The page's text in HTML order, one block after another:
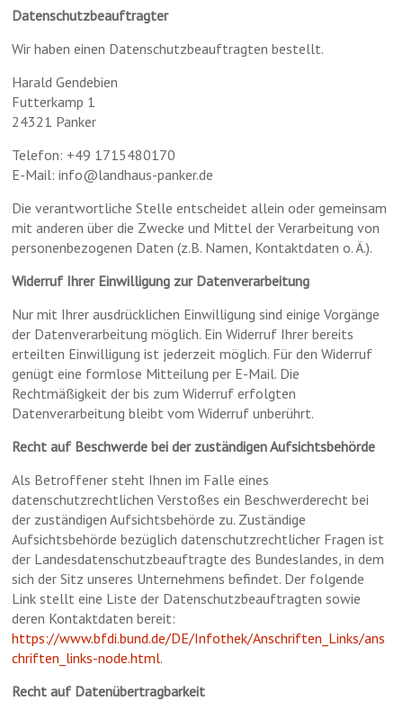
Datenschutzbeauftragter
Wir haben einen Datenschutzbeauftragten bestellt.
Harald Gendebien
Futterkamp 1
24321 Panker
Telefon: +49 1715480170
E-Mail: info@landhaus-panker.de
Die verantwortliche Stelle entscheidet allein oder gemeinsam
mit anderen über die Zwecke und Mittel der Verarbeitung von
personenbezogenen Daten (z.B. Namen, Kontaktdaten o. Ä.).
Widerruf Ihrer Einwilligung zur Datenverarbeitung
Nur mit Ihrer ausdrücklichen Einwilligung sind einige Vorgänge
der Datenverarbeitung möglich. Ein Widerruf Ihrer bereits
erteilten Einwilligung ist jederzeit möglich. Für den Widerruf
genügt eine formlose Mitteilung per E-Mail. Die
Rechtmäßigkeit der bis zum Widerruf erfolgten
Datenverarbeitung bleibt vom Widerruf unberührt.
Recht auf Beschwerde bei der zuständigen Aufsichtsbehörde
Als Betroffener steht Ihnen im Falle eines
datenschutzrechtlichen Verstoßes ein Beschwerderecht bei
der zuständigen Aufsichtsbehörde zu. Zuständige
Aufsichtsbehörde bezüglich datenschutzrechtlicher Fragen ist
der Landesdatenschutzbeauftragte des Bundeslandes, in dem
sich der Sitz unseres Unternehmens befindet. Der folgende
Link stellt eine Liste der Datenschutzbeauftragten sowie
deren Kontaktdaten bereit:
https://www.bfdi.bund.de/DE/Infothek/Anschriften_Links/ans
chriften_links-node.html.
Recht auf Datenübertragbarkeit